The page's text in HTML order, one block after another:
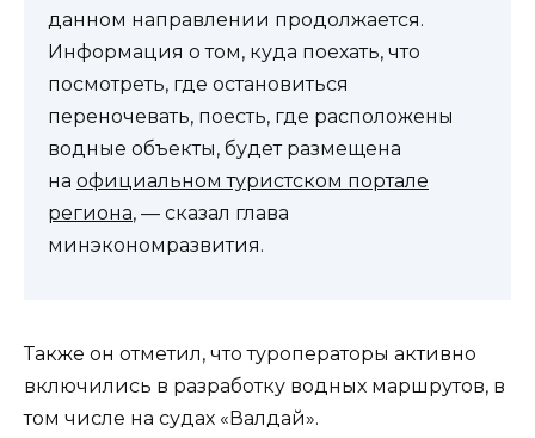
данном направлении продолжается.
Информация о том, куда поехать, что
посмотреть, где остановиться
переночевать, поесть, где расположены
водные объекты, будет размещена
на официальном туристском портале
региона, — сказал глава
минэкономразвития.
Также он отметил, что туроператоры активно
включились в разработку водных маршрутов, в
том числе на судах «Валдай».